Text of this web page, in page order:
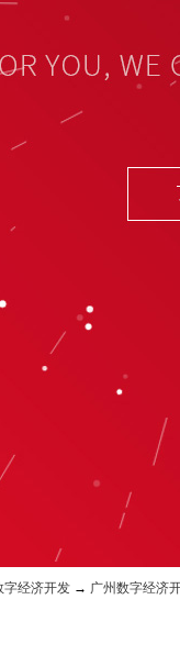
字经济开发 → 广州数字经济